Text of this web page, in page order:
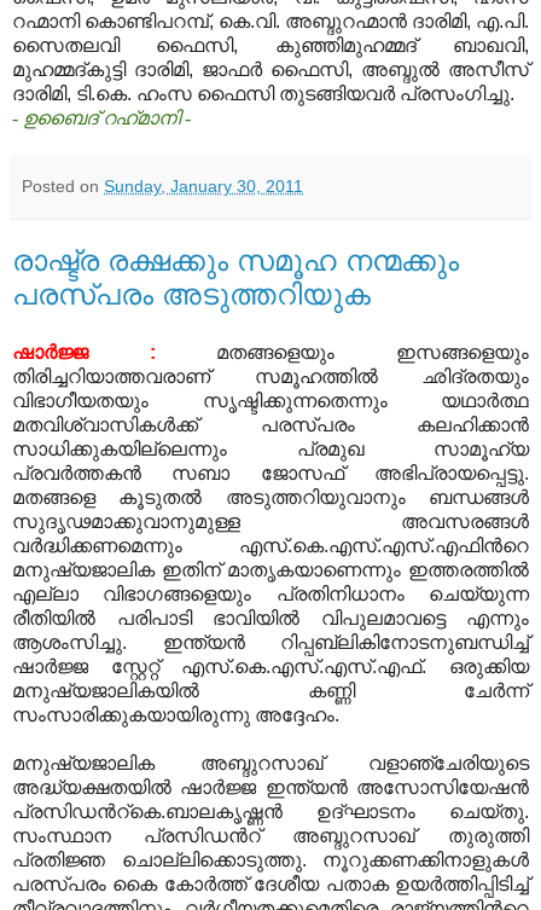
റഹ്മാനി കൊണ്ടിപറമ്പ്, കെ.വി. അബ്ദുറഹ്മാന്‍ ദാരിമി, എ.പി.
സൈതലവി ഫൈസി, കുഞ്ഞിമുഹമ്മദ് ബാഖവി,
മുഹമ്മദ്കുട്ടി ദാരിമി, ജാഫര്‍ ഫൈസി, അബ്ദുല്‍ അസീസ്
ദാരിമി, ടി.കെ. ഹംസ ഫൈസി തുടങ്ങിയവര്‍ പ്രസംഗിച്ചു.
- ഉബൈദ് റഹ്‍മാനി -
Posted on Sunday, January 30, 2011
രാഷ്ട്ര രക്ഷക്കും സമൂഹ നന്മക്കും
പരസ്പരം അടുത്തറിയുക
ഷാര്‍ജ്ജ :
മതങ്ങളെയും ഇസങ്ങളെയും
തിരിച്ചറിയാത്തവരാണ് സമൂഹത്തില്‍ ഛിദ്രതയും
വിഭാഗീയതയും സൃഷ്ടിക്കുന്നതെന്നും യഥാര്‍ത്ഥ
മതവിശ്വാസികള്‍ക്ക് പരസ്പരം കലഹിക്കാന്‍
സാധിക്കുകയില്ലെന്നും പ്രമുഖ സാമൂഹ്യ
പ്രവര്‍ത്തകന്‍ സബാ ജോസഫ് അഭിപ്രായപ്പെട്ടു.
മതങ്ങളെ കൂടുതല്‍ അടുത്തറിയുവാനും ബന്ധങ്ങള്‍
സുദൃഢമാക്കുവാനുമുള്ള അവസരങ്ങള്‍
വര്‍ദ്ധിക്കണമെന്നും എസ്.കെ.എസ്.എസ്.എഫിന്‍റെ
മനുഷ്യജാലിക ഇതിന് മാതൃകയാണെന്നും ഇത്തരത്തില്‍
എല്ലാ വിഭാഗങ്ങളെയും പ്രതിനിധാനം ചെയ്യുന്ന
രീതിയില്‍ പരിപാടി ഭാവിയില്‍ വിപുലമാവട്ടെ എന്നും
ആശംസിച്ചു. ഇന്ത്യന്‍ റിപ്പബ്ലികിനോടനുബന്ധിച്ച്
ഷാര്‍ജ്ജ സ്റ്റേറ്റ് എസ്.കെ.എസ്.എസ്.എഫ്. ഒരുക്കിയ
മനുഷ്യജാലികയില്‍ കണ്ണി ചേര്‍ന്ന്
സംസാരിക്കുകയായിരുന്നു അദ്ദേഹം.
മനുഷ്യജാലിക അബ്ദുറസാഖ് വളാഞ്ചേരിയുടെ
അദ്ധ്യക്ഷതയില്‍ ഷാര്‍ജ്ജ ഇന്ത്യന്‍ അസോസിയേഷന്‍
പ്രസിഡന്‍റ്കെ.ബാലകൃഷ്ണന്‍ ഉദ്ഘാടനം ചെയ്തു.
സംസ്ഥാന പ്രസിഡന്‍റ് അബ്ദുറസാഖ് തുരുത്തി
പ്രതിജ്ഞ ചൊല്ലിക്കൊടുത്തു. നൂറുക്കണക്കിനാളുകള്‍
പരസ്പരം കൈ കോര്‍ത്ത് ദേശീയ പതാക ഉയര്‍ത്തിപ്പിടിച്ച്